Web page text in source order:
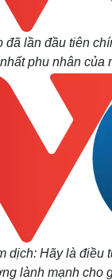
đã lần đầu tiên
phu nhân của
dịch: Hãy là
lành mạnh cho